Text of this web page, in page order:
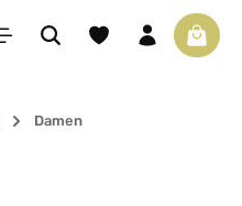
Du hast 0 Produkte
Damen